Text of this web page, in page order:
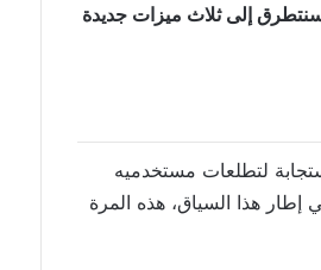
إلى ثلاث ميزات جديدة
لتطلعات مستخدميه
هذا السياق، هذه المرة